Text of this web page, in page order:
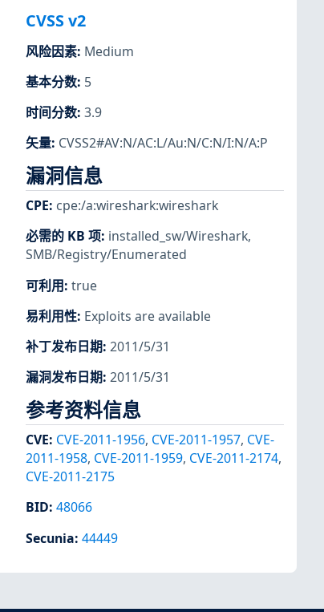
CVSS v2
风险因素: Medium
基本分数: 5
时间分数: 3.9
矢量: CVSS2#AV:N/AC:L/Au:N/C:N/I:N/A:P
漏洞信息
CPE: cpe:/a:wireshark:wireshark
必需的 KB 项: installed_sw/Wireshark,
SMB/Registry/Enumerated
可利用: true
易利用性: Exploits are available
补丁发布日期: 2011/5/31
漏洞发布日期: 2011/5/31
参考资料信息
CVE: CVE-2011-1956, CVE-2011-1957, CVE-
2011-1958, CVE-2011-1959, CVE-2011-2174,
CVE-2011-2175
BID: 48066
Secunia: 44449